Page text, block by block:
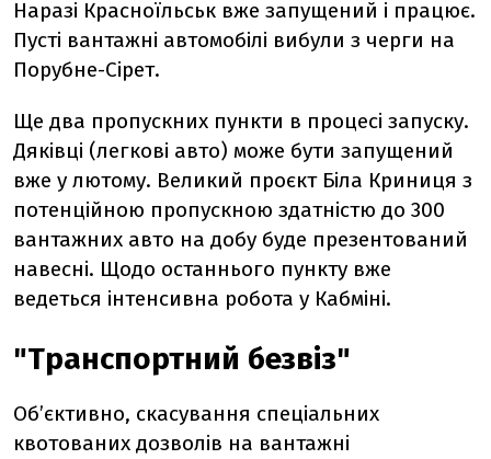
Наразі Красноїльськ вже запущений і працює.
Пусті вантажні автомобілі вибули з черги на
Порубне-Сірет.
Ще два пропускних пункти в процесі запуску.
Дяківці (легкові авто) може бути запущений
вже у лютому. Великий проєкт Біла Криниця з
потенційною пропускною здатністю до 300
вантажних авто на добу буде презентований
навесні. Щодо останнього пункту вже
ведеться інтенсивна робота у Кабміні.
"Транспортний безвіз"
Об’єктивно, скасування спеціальних
квотованих дозволів на вантажні